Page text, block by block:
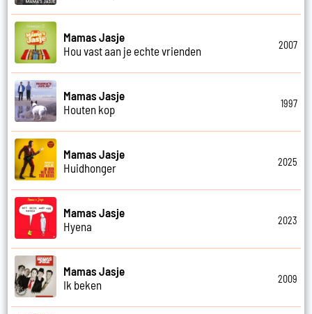
Mamas Jasje
Hou vast aan je echte vrienden
2007
Mamas Jasje
Houten kop
1997
Mamas Jasje
Huidhonger
2025
Mamas Jasje
Hyena
2023
Mamas Jasje
Ik beken
2009